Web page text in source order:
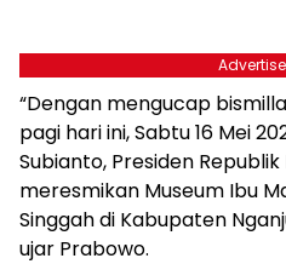
“Dengan mengucap
pagi hari ini, Sabtu 16 Mei
Subianto, Presiden
meresmikan Museum Ibu
Singgah di Kabupaten
ujar Prabowo.